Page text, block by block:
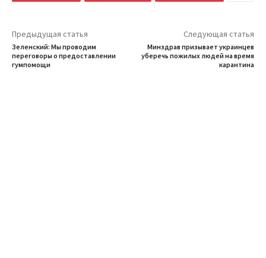
Предыдущая статья
Зеленский: Мы проводим
переговоры о предоставлении
гумпомощи
Следующая статья
Минздрав призывает украинцев
уберечь пожилых людей на время
карантина